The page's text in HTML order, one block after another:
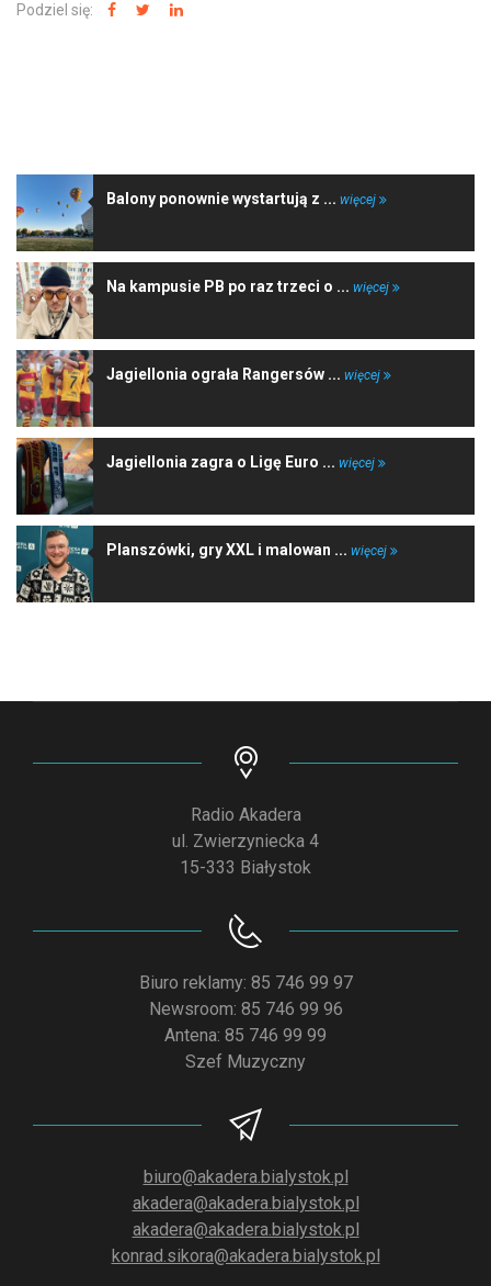
Podziel się:
Balony ponownie wystartują z ... więcej
Na kampusie PB po raz trzeci o ... więcej
Jagiellonia ograła Rangersów ... więcej
Jagiellonia zagra o Ligę Euro ... więcej
Planszówki, gry XXL i malowan ... więcej
Radio Akadera
ul. Zwierzyniecka 4
15-333 Białystok
Biuro reklamy: 85 746 99 97
Newsroom: 85 746 99 96
Antena: 85 746 99 99
Szef Muzyczny
biuro@akadera.bialystok.pl
akadera@akadera.bialystok.pl
akadera@akadera.bialystok.pl
konrad.sikora@akadera.bialystok.pl